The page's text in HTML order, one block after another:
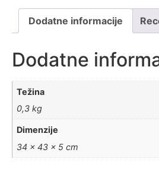
Dodatne informacije
Dodatne
Težina
0,3 kg
Dimenzije
34 × 43 × 5 cm